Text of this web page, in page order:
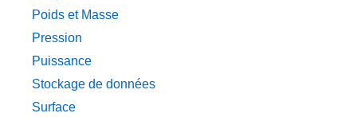
Poids et Masse
Pression
Puissance
Stockage de données
Surface